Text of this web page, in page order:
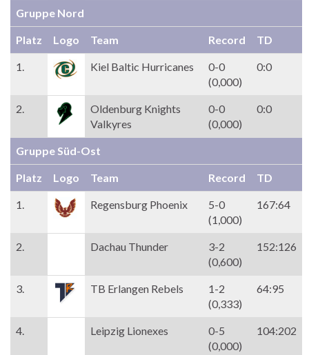
Gruppe Nord
Platz Logo Team Record TD
1. Kiel Baltic Hurricanes
0-0
(0,000)
0:0
2.
Oldenburg Knights
Valkyres
0-0
(0,000)
0:0
Gruppe Süd-Ost
Platz Logo Team Record TD
1. Regensburg Phoenix
5-0
(1,000)
167:64
2. Dachau Thunder
3-2
(0,600)
152:126
3. TB Erlangen Rebels
1-2
(0,333)
64:95
4. Leipzig Lionexes
0-5
(0,000)
104:202